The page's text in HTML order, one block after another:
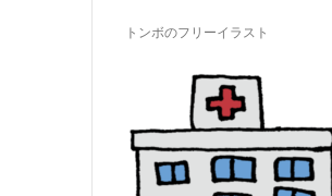
トンボのフリーイラスト